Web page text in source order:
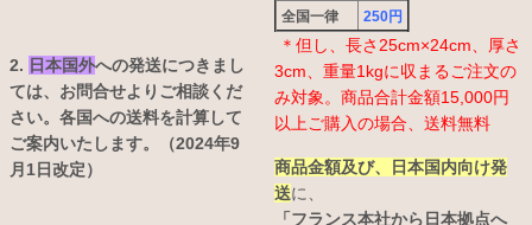
2. 日本国外への発送につきまし
ては、お問合せよりご相談くだ
さい。各国への送料を計算して
ご案内いたします。（2024年9
月1日改定）
全国一律 250円
＊但し、長さ25cm×24cm、厚さ
3cm、重量1kgに収まるご注文の
み対象。商品合計金額15,000円
以上ご購入の場合、送料無料
商品金額及び、日本国内向け発
送に、
「フランス本社から日本拠点へ